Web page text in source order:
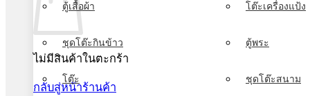
ไม่มีสินค้าในตะกร้า
กลับสู่หน้าร้านค้า
ตู้เสื้อผ้า โต๊ะเครื่องแป้ง
ชุดโต๊ะกินข้าว ตู้พระ
โต๊ะ ชุดโต๊ะสนาม